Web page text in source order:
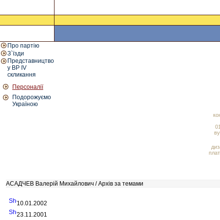
Про партію
З`їзди
Представництво
у ВР IV
скликання
Персоналії
Подорожуємо
Україною
АСАДЧЕВ Валерій Михайлович / Архів за темами
10.01.2002
23.11.2001